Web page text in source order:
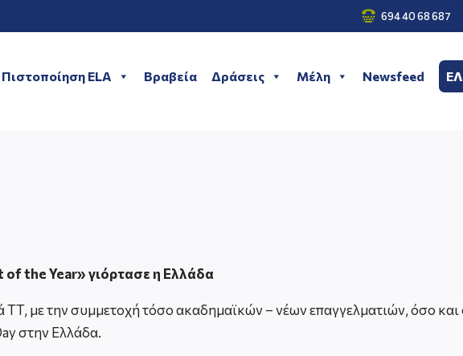
 694 40 68 687
Πιστοποίηση ELA Βραβεία Δράσεις Μέλη Newsfeed ΕΛ
the Year» γιόρτασε η Ελλάδα
με την συμμετοχή τόσο ακαδημαϊκών – νέων επαγγελματιών, όσο και
στην Ελλάδα.